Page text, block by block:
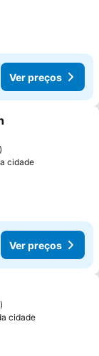
Ver preços
favoritos
cidade
Ver preços
favoritos
cidade